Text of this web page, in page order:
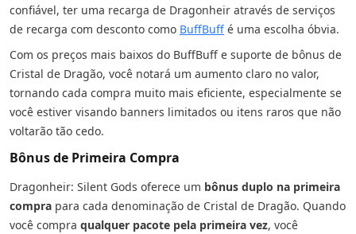
confiável, ter uma recarga de Dragonheir através de serviços
de recarga com desconto como BuffBuff é uma escolha óbvia.
Com os preços mais baixos do BuffBuff e suporte de bônus de
Cristal de Dragão, você notará um aumento claro no valor,
tornando cada compra muito mais eficiente, especialmente se
você estiver visando banners limitados ou itens raros que não
voltarão tão cedo.
Bônus de Primeira Compra
Dragonheir: Silent Gods oferece um bônus duplo na primeira
compra para cada denominação de Cristal de Dragão. Quando
você compra qualquer pacote pela primeira vez, você